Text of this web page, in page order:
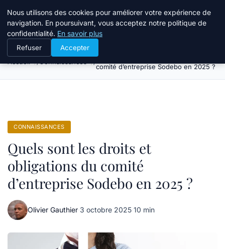
Bible Telemarketing
Quels sont les droits et obligations du
comité d’entreprise Sodebo en 2025 ?
CONNAISSANCES
Quels sont les droits et
obligations du comité
d’entreprise Sodebo en 2025 ?
Olivier Gauthier·3 octobre 2025·10 min
Nous utilisons des cookies pour améliorer votre expérience de
navigation. En poursuivant, vous acceptez notre politique de
confidentialité. En savoir plus
Refuser Accepter